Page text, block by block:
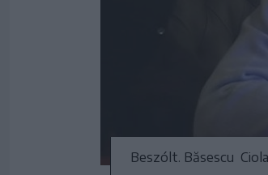
Beszólt. Băsescu